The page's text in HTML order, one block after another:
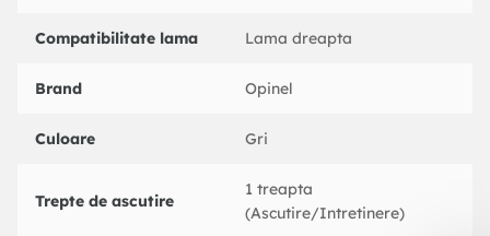
Compatibilitate lama Lama dreapta
Brand Opinel
Culoare Gri
Trepte de ascutire
1 treapta
(Ascutire/Intretinere)